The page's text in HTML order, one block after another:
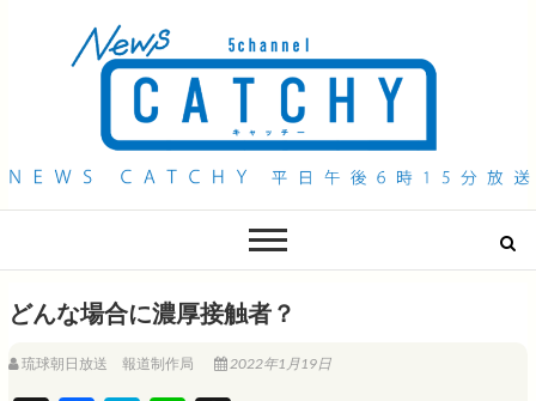
QAB NEWS Headline
どんな場合に濃厚接触者？
琉球朝日放送 報道制作局 2022年1月19日